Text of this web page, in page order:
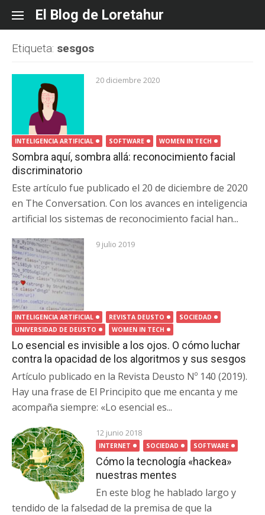
content
El Blog de Loretahur
Etiqueta: sesgos
20 diciembre 2020
INTELIGENCIA ARTIFICIAL SOFTWARE WOMEN IN TECH
Sombra aquí, sombra allá: reconocimiento facial
discriminatorio
Este artículo fue publicado el 20 de diciembre de 2020
en The Conversation. Con los avances en inteligencia
artificial los sistemas de reconocimiento facial han...
9 julio 2019
INTELIGENCIA ARTIFICIAL REVISTA DEUSTO
SOCIEDAD
UNIVERSIDAD DE DEUSTO
WOMEN IN TECH
Lo esencial es invisible a los ojos. O cómo luchar
contra la opacidad de los algoritmos y sus sesgos
Artículo publicado en la Revista Deusto Nº 140 (2019).
Hay una frase de El Principito que me encanta y me
acompaña siempre: «Lo esencial es...
12 junio 2018
INTERNET SOCIEDAD SOFTWARE
Cómo la tecnología «hackea»
nuestras mentes
En este blog he hablado largo y
tendido de la falsedad de la premisa de que la